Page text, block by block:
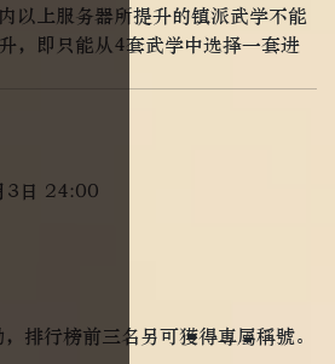
以上服务器所提升的镇派武学不能
，即只能从4套武学中选择一套进
3日 24:00
排行榜前三名另可獲得專屬稱號。